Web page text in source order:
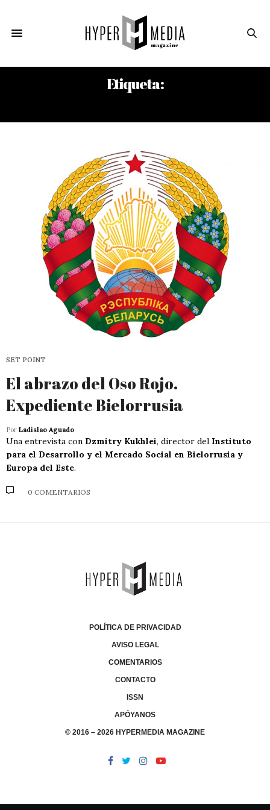
Etiqueta:
SET POINT
El abrazo del Oso Rojo.
Expediente Bielorrusia
Por Ladislao Aguado
Una entrevista con Dzmitry Kukhlei, director del Instituto
para el Desarrollo y el Mercado Social en Bielorrusia y
Europa del Este.
0 COMENTARIOS
POLÍTICA DE PRIVACIDAD
AVISO LEGAL
COMENTARIOS
CONTACTO
ISSN
APÓYANOS
© 2016 – 2026 HYPERMEDIA MAGAZINE